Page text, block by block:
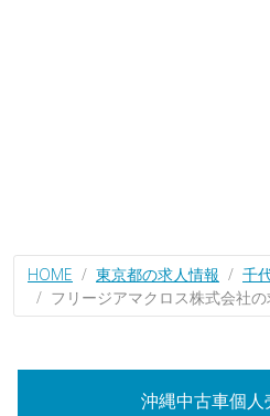
HOME 東京都の求人情報
千
フリージアマクロス株式会社の
沖縄中古車個人